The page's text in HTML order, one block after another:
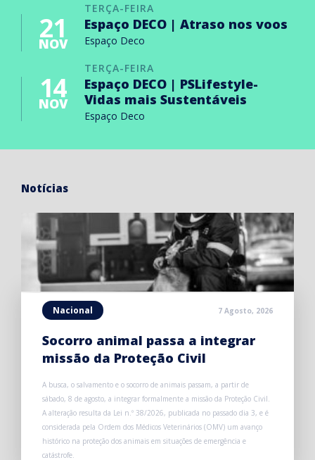
TERÇA-FEIRA
21
NOV
Espaço DECO | Atraso nos voos
Espaço Deco
TERÇA-FEIRA
14
NOV
Espaço DECO | PSLifestyle-
Vidas mais Sustentáveis
Espaço Deco
Notícias
Nacional 7 Agosto, 2026
Socorro animal passa a integrar
missão da Proteção Civil
A busca, o salvamento e o socorro de animais passam, a partir de
sábado, 8 de agosto, a integrar formalmente a missão da Proteção Civil.
A alteração resulta da Lei n.º 38/2026, publicada no passado dia 3, e é
considerada pela Ordem dos Médicos Veterinários (OMV) um avanço
histórico na proteção dos animais em situações de emergência e
catástrofe.